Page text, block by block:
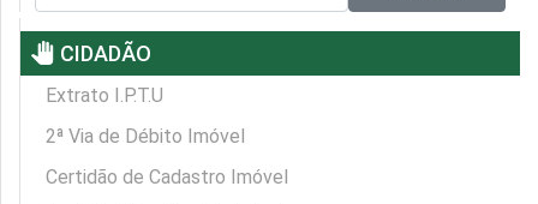
pan_tool CIDADÃO
Extrato I.P.T.U
2ª Via de Débito Imóvel
Certidão de Cadastro Imóvel